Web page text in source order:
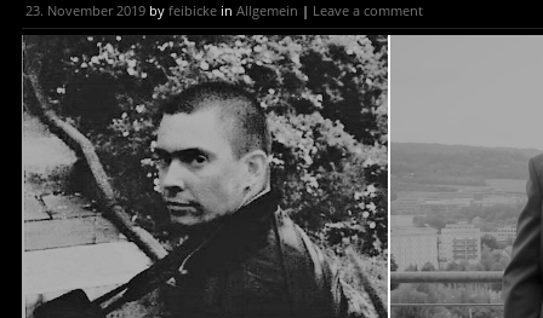
23. November 2019 by feibicke in Allgemein | Leave a comment